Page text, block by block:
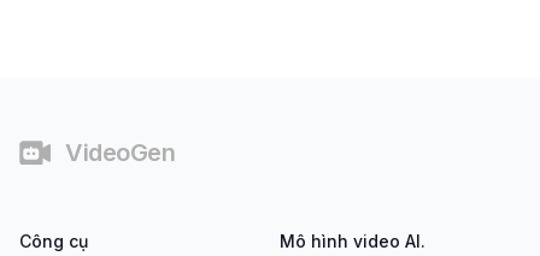
VideoGen
Công cụ Mô hình video AI.